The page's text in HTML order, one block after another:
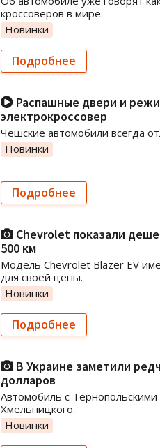
кроссоверов в мире.
Новинки
Подробнее
Распашные двери и
электрокроссовер
Чешские автомобили всегда
Новинки
Подробнее
Chevrolet показали
500 км
Модель Chevrolet Blazer EV
для своей цены.
Новинки
Подробнее
В Украине заметили
долларов
Автомобиль с
Хмельницкого.
Новинки